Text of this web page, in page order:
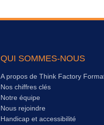
QUI SOMMES-NOUS
A propos de Think Factory
Nos chiffres clés
Notre équipe
Nous rejoindre
Handicap et accessibilité